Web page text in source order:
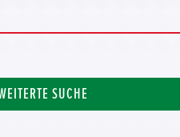
SUCHE